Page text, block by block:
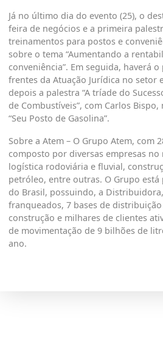
Já no último dia do evento (25), o
feira de negócios e a primeira
treinamentos para postos e
sobre o tema “Aumentando a
conveniência”. Em seguida, haverá o
frentes da Atuação Jurídica no setor
depois a palestra “A tríade do
de Combustíveis”, com Carlos
“Seu Posto de Gasolina”.
Sobre a Atem – O Grupo Atem, com
composto por diversas empresas
logística rodoviária e fluvial,
petróleo, entre outras. O Grupo está
do Brasil, possuindo, a
franqueados, 7 bases de
construção e milhares de clientes
de movimentação de 9 bilhões de
ano.